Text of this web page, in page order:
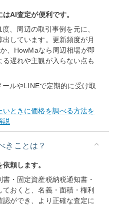
AI査定が便利です。
、周辺の取引事例を元に、
しています。更新頻度が月
、HowMaなら周辺相場が即
遅れや主観が入らない点も
ルやLINEで定期的に受け取
いときに価格を調べる方法を
説
きことは？
頼します。
・固定資産税納税通知書・
おくと、名義・面積・権利
ができ、より正確な査定に